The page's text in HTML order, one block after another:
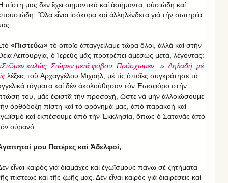
πίστη μας δεν ἒχει σημαντικά καί ἀσήμαντα, οὐσιώδη καί
Ὃλα εἶναι ἰσόκυρα καί ἀλληλένδετα γιά τήν σωτηρία
«Πιστεύω» τό ὁποῖο ἀπαγγείλαμε τώρα ὃλοι, ἀλλά καί στήν
Λειτουργία, ὁ Ἱερεύς μᾶς προτρέπει ἀμέσως μετά, λέγοντας:
καλῶς. Στῶμεν μετά φόβου. Πρόσχωμεν...». Δηλαδή μέ
λέξεις τοῦ Ἀρχαγγέλου Μιχαήλ, μέ τίς ὁποῖες συγκράτησε τά
τάγματα καί δέν ἀκολούθησαν τόν Ἑωσφόρο στήν
του, μᾶς ἐφιστᾶ τήν προσοχή, ὥστε νά μήν ἀλλοιώσουμε
ὀρθόδοξη πίστη καί τό φρόνημά μας, ἀπό παρακοή καί
καί ἐκπέσουμε ἀπό τήν Ἐκκλησία, ὅπως ὁ Σατανᾶς ἀπό
οὐρανό.
μου Πατέρες καί Ἀδελφοί,
εἶναι καιρός γιά διαμάχες καί ἐγωϊσμούς πάνω σέ ζητήματα
πίστεως καί τῆς ζωῆς μας. Δέν εἶναι καιρός γιά διαιρέσεις καί